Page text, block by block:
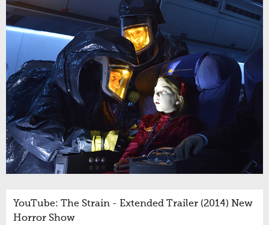
YouTube: The Strain - Extended Trailer (2014) New
Horror Show